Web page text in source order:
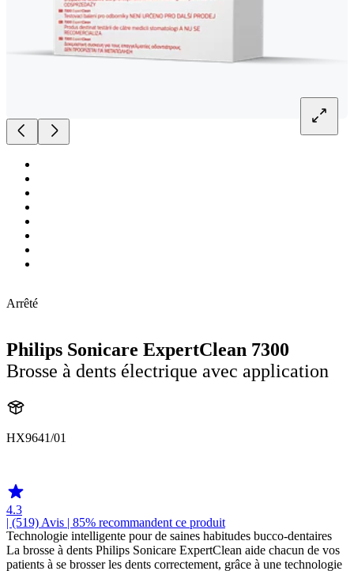
Arrêté
Philips Sonicare ExpertClean 7300
Brosse à dents électrique avec application
HX9641/01
4.3
| (519) Avis | 85% recommandent ce produit
Technologie intelligente pour de saines habitudes bucco-dentaires
La brosse à dents Philips Sonicare ExpertClean aide chacun de vos
patients à se brosser les dents correctement, grâce à une technologie